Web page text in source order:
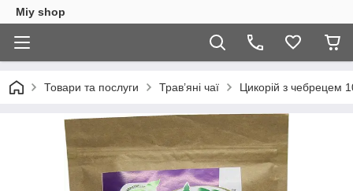
Miy shop
Товари та послуги Трав’яні чаї Цикорій з чебрецем